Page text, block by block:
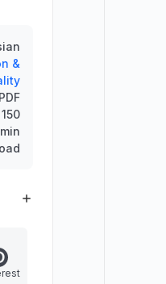
&
PDF
150